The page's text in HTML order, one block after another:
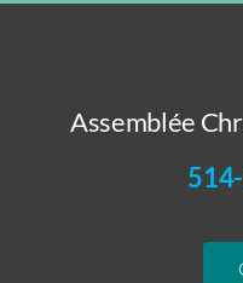
Assemblée